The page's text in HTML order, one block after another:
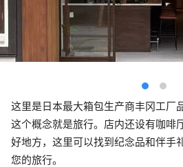
这里是日本最大箱包生产商丰冈工厂
这个概念就是旅行。店内还设有咖啡
好地方，这里可以找到纪念品和伴手
您的旅行。